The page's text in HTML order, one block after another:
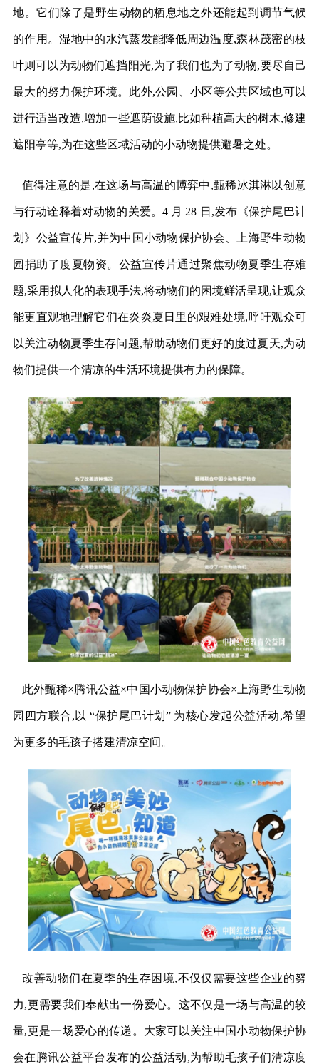
地。它们除了是野生动物的栖息地之外还能起到调节气候
的作用。湿地中的水汽蒸发能降低周边温度,森林茂密的枝
叶则可以为动物们遮挡阳光,为了我们也为了动物,要尽自己
最大的努力保护环境。此外,公园、小区等公共区域也可以
进行适当改造,增加一些遮荫设施,比如种植高大的树木,修建
遮阳亭等,为在这些区域活动的小动物提供避暑之处。
值得注意的是,在这场与高温的博弈中,甄稀冰淇淋以创意
与行动诠释着对动物的关爱。4 月 28 日,发布《保护尾巴计
划》公益宣传片,并为中国小动物保护协会、上海野生动物
园捐助了度夏物资。公益宣传片通过聚焦动物夏季生存难
题,采用拟人化的表现手法,将动物们的困境鲜活呈现,让观众
能更直观地理解它们在炎炎夏日里的艰难处境,呼吁观众可
以关注动物夏季生存问题,帮助动物们更好的度过夏天,为动
物们提供一个清凉的生活环境提供有力的保障。
此外甄稀×腾讯公益×中国小动物保护协会×上海野生动物
园四方联合,以 “保护尾巴计划” 为核心发起公益活动,希望
为更多的毛孩子搭建清凉空间。
改善动物们在夏季的生存困境,不仅仅需要这些企业的努
力,更需要我们奉献出一份爱心。这不仅是一场与高温的较
量,更是一场爱心的传递。大家可以关注中国小动物保护协
会在腾讯公益平台发布的公益活动,为帮助毛孩子们清凉度